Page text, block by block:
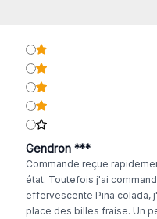
Gendron ***
Commande reçue
état. Toutefois j'ai
effervescente Pina colada,
place des billes fraise. Un